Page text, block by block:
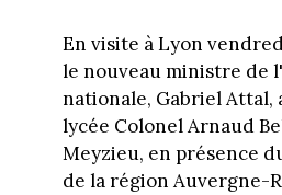
En visite à Lyon
le nouveau ministre de
nationale, Gabriel Attal,
lycée Colonel Arnaud
Meyzieu, en présence
de la région Auvergne-